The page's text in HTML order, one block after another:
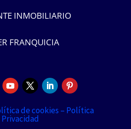
INMOBILIARIO
FRANQUICIA
de cookies – Política
Privacidad